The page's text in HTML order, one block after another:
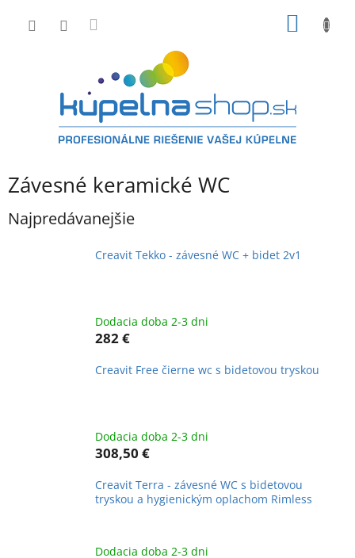
Závesné keramické WC
Najpredávanejšie
Creavit Tekko - závesné WC + bidet 2v1
Dodacia doba 2-3 dni
282 €
Creavit Free čierne wc s bidetovou tryskou
Dodacia doba 2-3 dni
308,50 €
Creavit Terra - závesné WC s bidetovou
tryskou a hygienickým oplachom Rimless
Dodacia doba 2-3 dni